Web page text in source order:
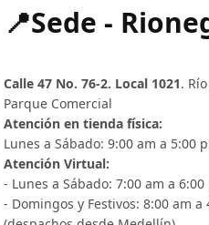
📍Sede -
Calle 47 No. 76-2. Local 1021.
Parque Comercial
Atención en tienda física:
Lunes a Sábado: 9:00 am a 5:00
Atención Virtual:
- Lunes a Sábado: 7:00 am a 6:00
- Domingos y Festivos: 8:00 am a